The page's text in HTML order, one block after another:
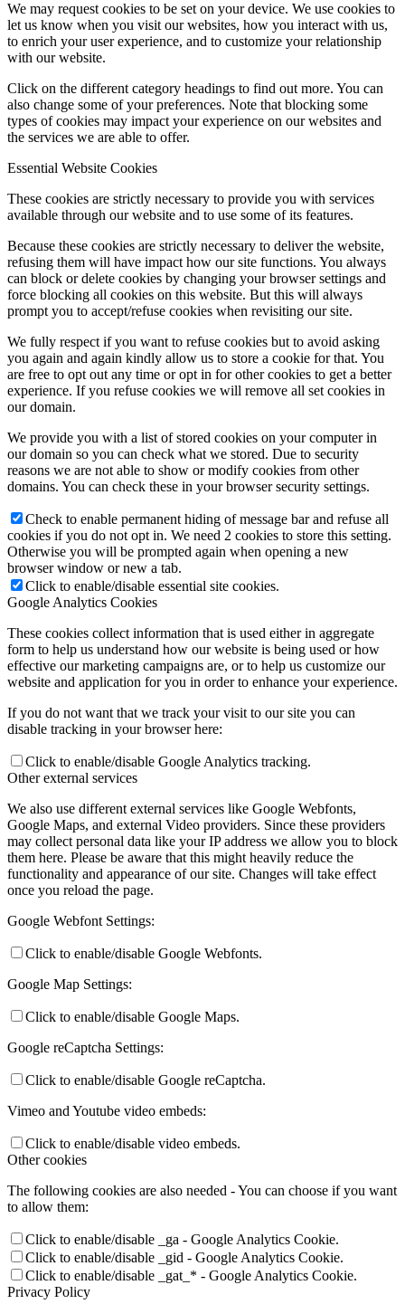
We may request cookies to be set on your device. We use cookies to
let us know when you visit our websites, how you interact with us,
to enrich your user experience, and to customize your relationship
with our website.
Click on the different category headings to find out more. You can
also change some of your preferences. Note that blocking some
types of cookies may impact your experience on our websites and
the services we are able to offer.
Essential Website Cookies
These cookies are strictly necessary to provide you with services
available through our website and to use some of its features.
Because these cookies are strictly necessary to deliver the website,
refusing them will have impact how our site functions. You always
can block or delete cookies by changing your browser settings and
force blocking all cookies on this website. But this will always
prompt you to accept/refuse cookies when revisiting our site.
We fully respect if you want to refuse cookies but to avoid asking
you again and again kindly allow us to store a cookie for that. You
are free to opt out any time or opt in for other cookies to get a better
experience. If you refuse cookies we will remove all set cookies in
our domain.
We provide you with a list of stored cookies on your computer in
our domain so you can check what we stored. Due to security
reasons we are not able to show or modify cookies from other
domains. You can check these in your browser security settings.
Check to enable permanent hiding of message bar and refuse all
cookies if you do not opt in. We need 2 cookies to store this setting.
Otherwise you will be prompted again when opening a new
browser window or new a tab.
Click to enable/disable essential site cookies.
Google Analytics Cookies
These cookies collect information that is used either in aggregate
form to help us understand how our website is being used or how
effective our marketing campaigns are, or to help us customize our
website and application for you in order to enhance your experience.
If you do not want that we track your visit to our site you can
disable tracking in your browser here:
Click to enable/disable Google Analytics tracking.
Other external services
We also use different external services like Google Webfonts,
Google Maps, and external Video providers. Since these providers
may collect personal data like your IP address we allow you to block
them here. Please be aware that this might heavily reduce the
functionality and appearance of our site. Changes will take effect
once you reload the page.
Google Webfont Settings:
Click to enable/disable Google Webfonts.
Google Map Settings:
Click to enable/disable Google Maps.
Google reCaptcha Settings:
Click to enable/disable Google reCaptcha.
Vimeo and Youtube video embeds:
Click to enable/disable video embeds.
Other cookies
The following cookies are also needed - You can choose if you want
to allow them:
Click to enable/disable _ga - Google Analytics Cookie.
Click to enable/disable _gid - Google Analytics Cookie.
Click to enable/disable _gat_* - Google Analytics Cookie.
Privacy Policy